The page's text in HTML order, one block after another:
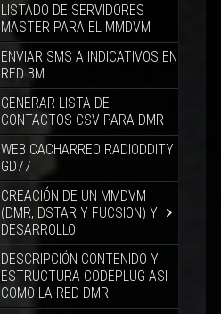
LISTADO DE SERVIDORES
MASTER PARA EL MMDVM
ENVIAR SMS A INDICATIVOS EN
RED BM
GENERAR LISTA DE
CONTACTOS CSV PARA DMR
WEB CACHARREO RADIODDITY
GD77
CREACIÓN DE UN MMDVM
(DMR, DSTAR Y FUCSION) Y
DESARROLLO
DESCRIPCIÓN CONTENIDO Y
ESTRUCTURA CODEPLUG ASI
COMO LA RED DMR